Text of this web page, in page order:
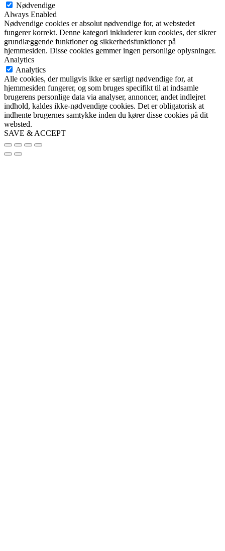
Nødvendige
Always Enabled
Nødvendige cookies er absolut nødvendige for, at webstedet
fungerer korrekt. Denne kategori inkluderer kun cookies, der sikrer
grundlæggende funktioner og sikkerhedsfunktioner på
hjemmesiden. Disse cookies gemmer ingen personlige oplysninger.
Analytics
Analytics
Alle cookies, der muligvis ikke er særligt nødvendige for, at
hjemmesiden fungerer, og som bruges specifikt til at indsamle
brugerens personlige data via analyser, annoncer, andet indlejret
indhold, kaldes ikke-nødvendige cookies. Det er obligatorisk at
indhente brugernes samtykke inden du kører disse cookies på dit
websted.
SAVE & ACCEPT